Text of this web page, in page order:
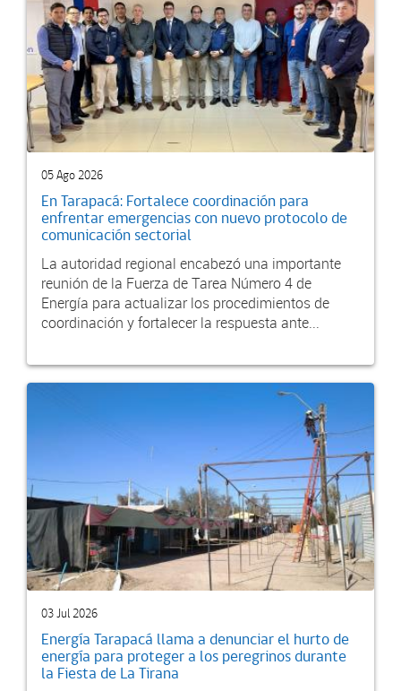
05 Ago 2026
En Tarapacá: Fortalece coordinación para
enfrentar emergencias con nuevo protocolo de
comunicación sectorial
La autoridad regional encabezó una importante
reunión de la Fuerza de Tarea Número 4 de
Energía para actualizar los procedimientos de
coordinación y fortalecer la respuesta ante...
03 Jul 2026
Energía Tarapacá llama a denunciar el hurto de
energía para proteger a los peregrinos durante
la Fiesta de La Tirana